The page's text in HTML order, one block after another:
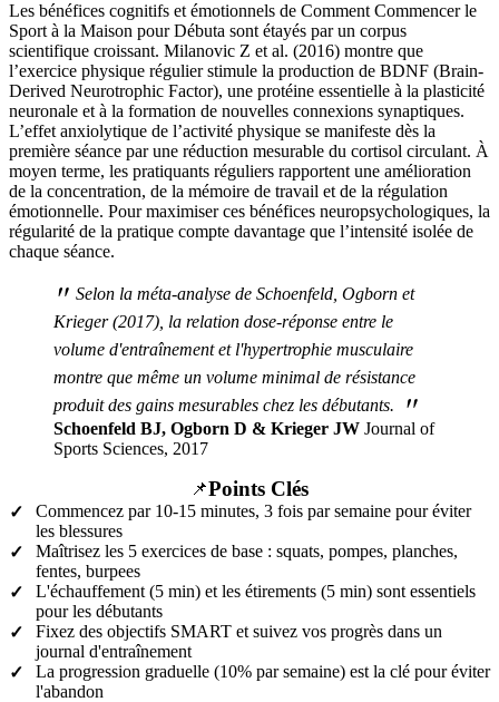
Les bénéfices cognitifs et émotionnels de Comment Commencer le
Sport à la Maison pour Débuta sont étayés par un corpus
scientifique croissant. Milanovic Z et al. (2016) montre que
l’exercice physique régulier stimule la production de BDNF (Brain-
Derived Neurotrophic Factor), une protéine essentielle à la plasticité
neuronale et à la formation de nouvelles connexions synaptiques.
L’effet anxiolytique de l’activité physique se manifeste dès la
première séance par une réduction mesurable du cortisol circulant. À
moyen terme, les pratiquants réguliers rapportent une amélioration
de la concentration, de la mémoire de travail et de la régulation
émotionnelle. Pour maximiser ces bénéfices neuropsychologiques, la
régularité de la pratique compte davantage que l’intensité isolée de
chaque séance.
" Selon la méta-analyse de Schoenfeld, Ogborn et
Krieger (2017), la relation dose-réponse entre le
volume d'entraînement et l'hypertrophie musculaire
montre que même un volume minimal de résistance
produit des gains mesurables chez les débutants.
"
Schoenfeld BJ, Ogborn D & Krieger JW Journal of
Sports Sciences, 2017
📌Points Clés
✓
Commencez par 10-15 minutes, 3 fois par semaine pour éviter
les blessures
✓
Maîtrisez les 5 exercices de base : squats, pompes, planches,
fentes, burpees
✓
L'échauffement (5 min) et les étirements (5 min) sont essentiels
pour les débutants
✓
Fixez des objectifs SMART et suivez vos progrès dans un
journal d'entraînement
✓
La progression graduelle (10% par semaine) est la clé pour éviter
l'abandon